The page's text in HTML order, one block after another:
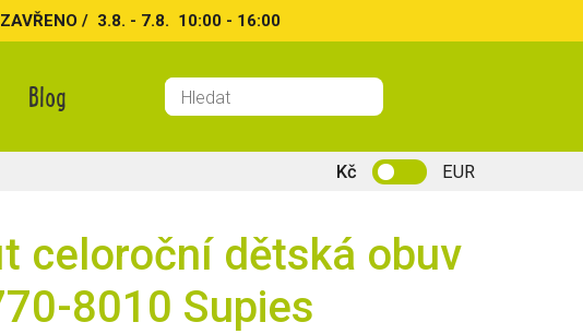
/ 3.8. - 7.8. 10:00 - 16:00
Blog
Kč EUR
celoroční dětská obuv
8010 Supies